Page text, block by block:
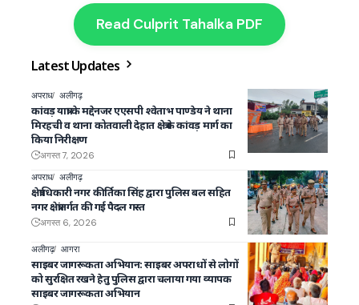
Read Culprit Tahalka PDF
Latest Updates
अपराध अलीगढ़
कांवड़ यात्रा के मद्देनजर एएसपी श्वेताभ पाण्डेय ने थाना
मिरहची व थाना कोतवाली देहात क्षेत्र के कांवड़ मार्ग का
किया निरीक्षण
अगस्त 7, 2026
अपराध अलीगढ़
क्षेत्राधिकारी नगर कीर्तिका सिंह द्वारा पुलिस बल सहित
नगर क्षेत्रांतर्गत की गई पैदल गस्त
अगस्त 6, 2026
अलीगढ़ आगरा
साइबर जागरूकता अभियान: साइबर अपराधों से लोगों
को सुरक्षित रखने हेतु पुलिस द्वारा चलाया गया व्यापक
साइबर जागरूकता अभियान